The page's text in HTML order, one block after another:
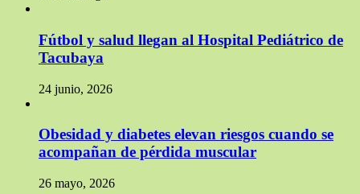
Fútbol y salud llegan al Hospital Pediátrico de
Tacubaya
24 junio, 2026
Obesidad y diabetes elevan riesgos cuando se
acompañan de pérdida muscular
26 mayo, 2026